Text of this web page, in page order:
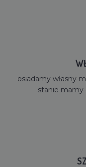
osiadamy własny
stanie mamy